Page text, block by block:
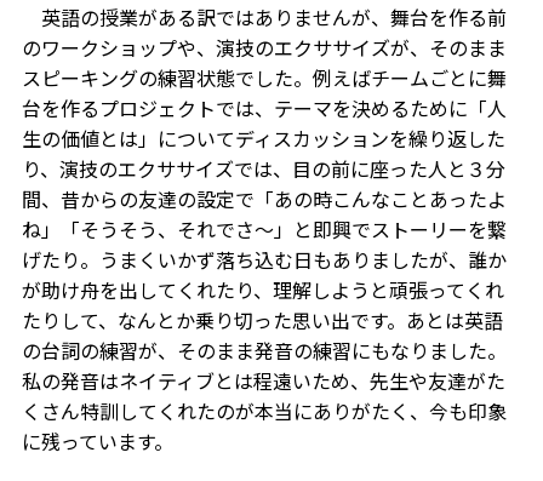
英語の授業がある訳ではありませんが、舞台を作る前
のワークショップや、演技のエクササイズが、そのまま
スピーキングの練習状態でした。例えばチームごとに舞
台を作るプロジェクトでは、テーマを決めるために「人
生の価値とは」についてディスカッションを繰り返した
り、演技のエクササイズでは、目の前に座った人と３分
間、昔からの友達の設定で「あの時こんなことあったよ
ね」「そうそう、それでさ〜」と即興でストーリーを繋
げたり。うまくいかず落ち込む日もありましたが、誰か
が助け舟を出してくれたり、理解しようと頑張ってくれ
たりして、なんとか乗り切った思い出です。あとは英語
の台詞の練習が、そのまま発音の練習にもなりました。
私の発音はネイティブとは程遠いため、先生や友達がた
くさん特訓してくれたのが本当にありがたく、今も印象
に残っています。